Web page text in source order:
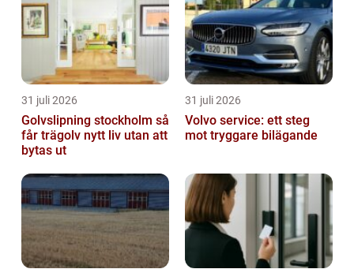
31 juli 2026
Golvslipning stockholm så
får trägolv nytt liv utan att
bytas ut
31 juli 2026
Volvo service: ett steg
mot tryggare bilägande